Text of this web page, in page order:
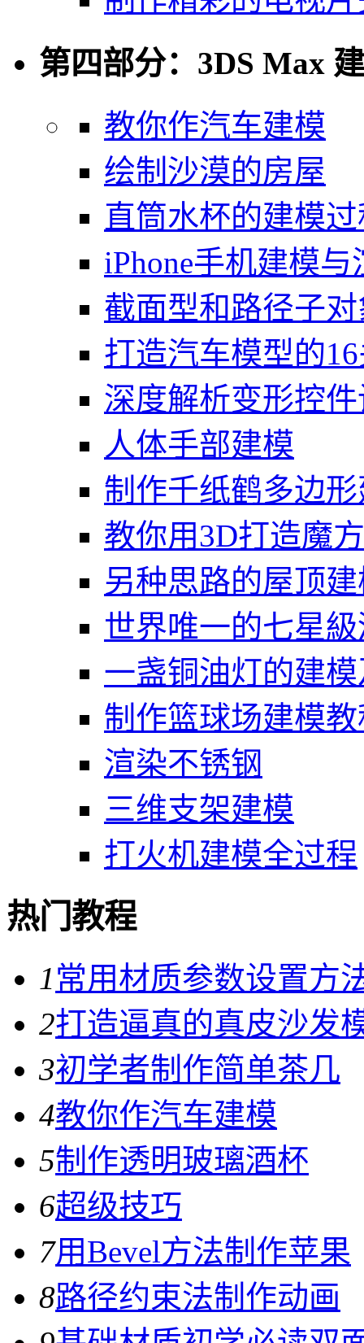
第四部分：3DS Max
教你作汽车建模
绘制沙漠的房屋
直筒水杯的建模
iPhone手机建模
截面型和路径子
打造汽车模型的
深度解析变形控
人体手部建模
制作千纸鹤多边
教你用3D打造魔方
另种思路的屋顶
世界唯一的七星
一盏铜油灯的建
制作篮球场建模
渲染不锈钢
三维支架建模
打火机建模全过程
热门教程
1常用材质参数设置方
2打造逼真的真皮沙发
3初学者制作简单茶几
4教你作汽车建模
5制作透明玻璃酒杯
6超级技巧
7用Bevel方法制作苹果
8路径约束法制作动画